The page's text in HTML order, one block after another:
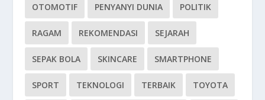
OTOMOTIF PENYANYI DUNIA POLITIK
RAGAM REKOMENDASI SEJARAH
SEPAK BOLA SKINCARE SMARTPHONE
SPORT TEKNOLOGI TERBAIK TOYOTA